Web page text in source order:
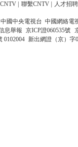
聯繫CNTV 人才招聘
中國中央電視台 中國網絡電
息舉報 京ICP證060535號
0102004 新出網證（京）